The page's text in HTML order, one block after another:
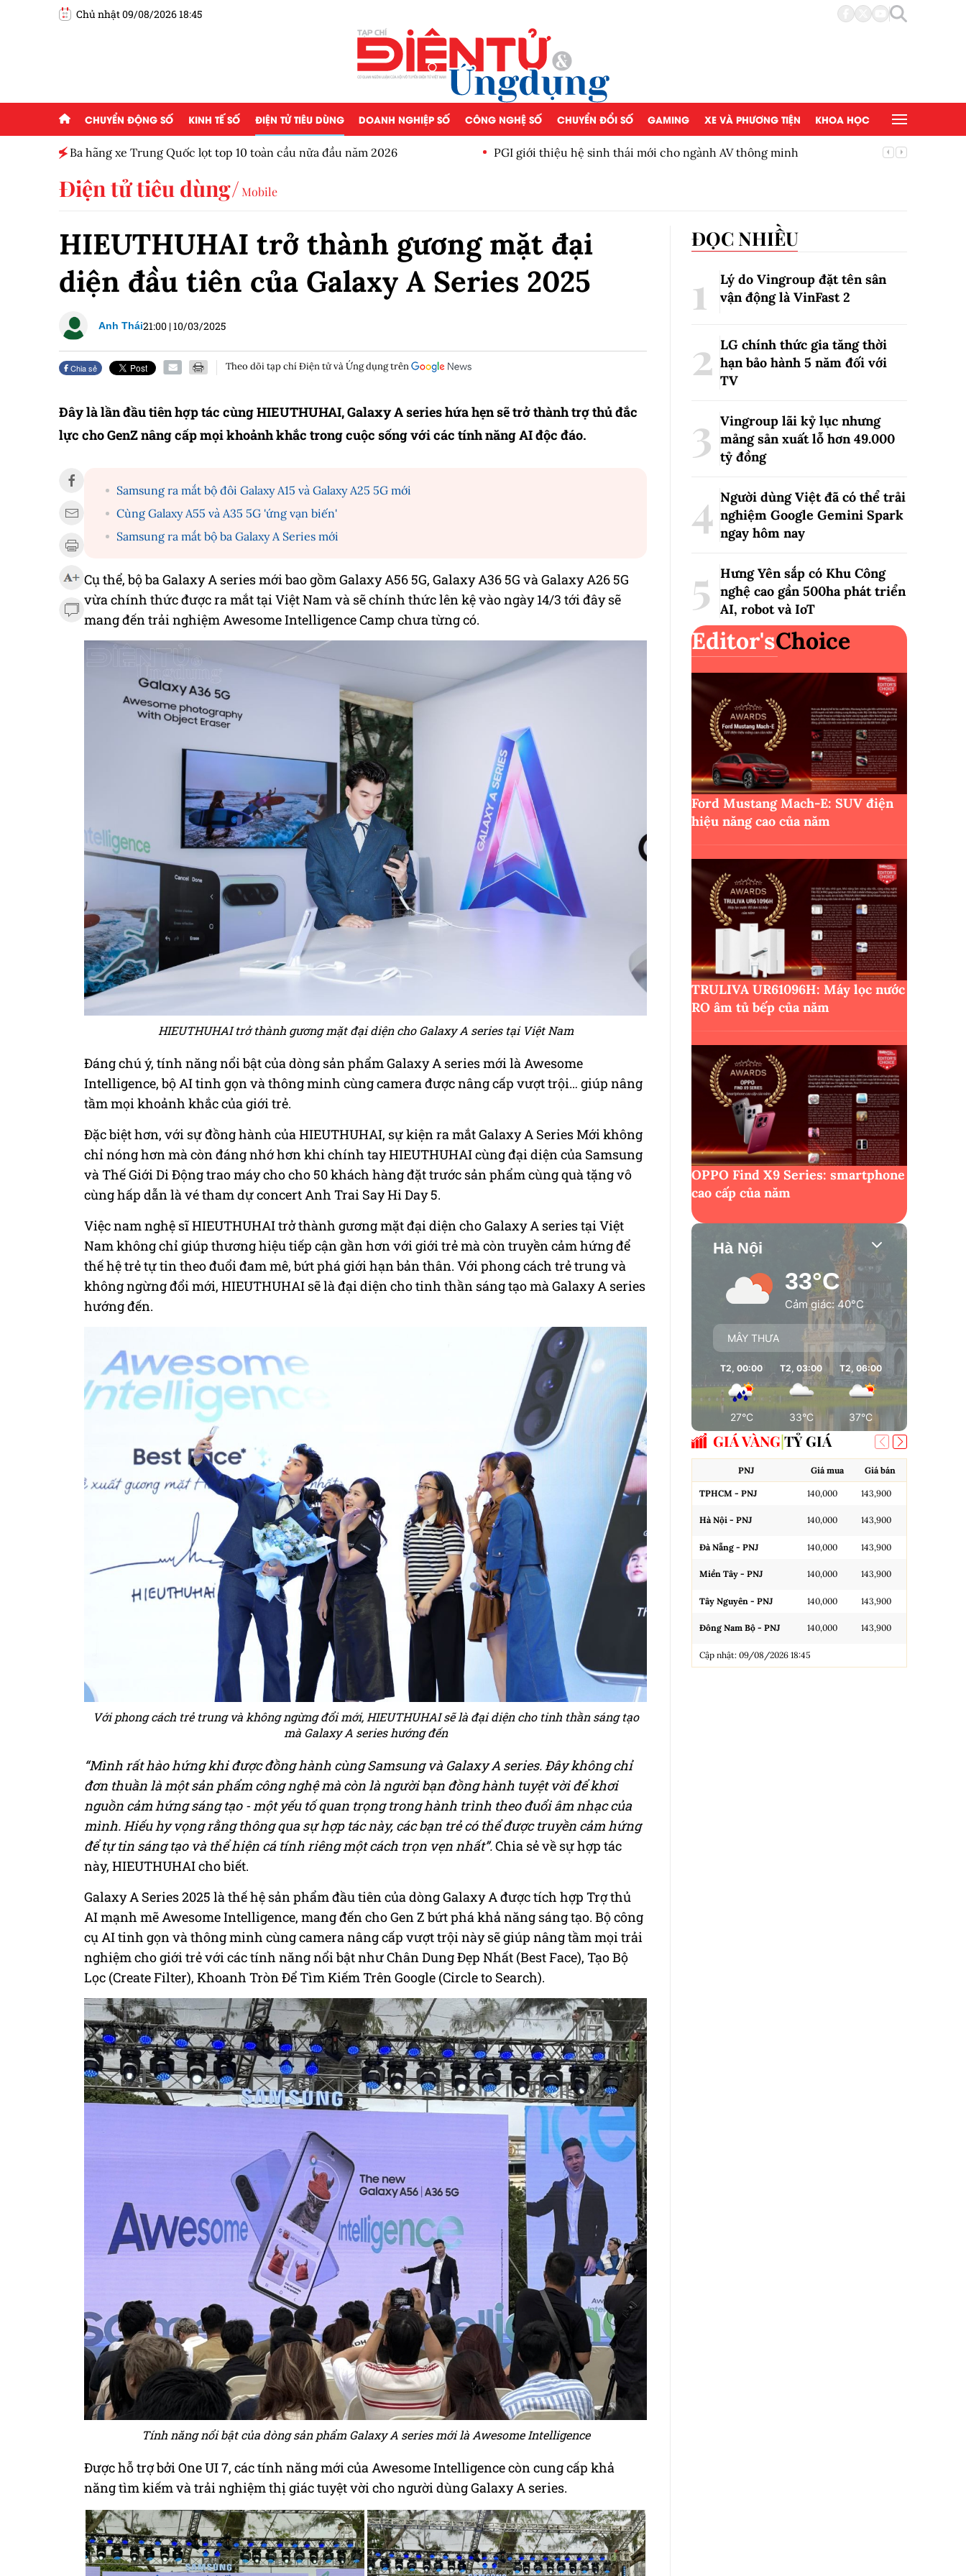
Chủ nhật 09/08/2026 18:45
CHUYỂN ĐỘNG SỐ KINH TẾ SỐ ĐIỆN TỬ TIÊU DÙNG DOANH NGHIỆP SỐ CÔNG NGHỆ SỐ CHUYỂN ĐỔI SỐ GAMING XE VÀ PHƯƠNG TIỆN KHOA HỌC
Ba hãng xe Trung Quốc lọt top 10 toàn cầu nửa đầu năm 2026 PGI giới thiệu hệ sinh thái mới cho ngành AV thông minh
Điện tử tiêu dùng Mobile
HIEUTHUHAI trở thành gương mặt đại
diện đầu tiên của Galaxy A Series 2025
Anh Thái21:00 |10/03/2025
Chia sẻ Theo dõi tạp chí Điện tử và Ứng dụng trên
Đây là lần đầu tiên hợp tác cùng HIEUTHUHAI, Galaxy A series hứa hẹn sẽ trở thành trợ thủ đắc
lực cho GenZ nâng cấp mọi khoảnh khắc trong cuộc sống với các tính năng AI độc đáo.
Samsung ra mắt bộ đôi Galaxy A15 và Galaxy A25 5G mới
Cùng Galaxy A55 và A35 5G 'ứng vạn biến'
Samsung ra mắt bộ ba Galaxy A Series mới
Cụ thể, bộ ba Galaxy A series mới bao gồm Galaxy A56 5G, Galaxy A36 5G và Galaxy A26 5G
vừa chính thức được ra mắt tại Việt Nam và sẽ chính thức lên kệ vào ngày 14/3 tới đây sẽ
mang đến trải nghiệm Awesome Intelligence Camp chưa từng có.
HIEUTHUHAI trở thành gương mặt đại diện cho Galaxy A series tại Việt Nam
Đáng chú ý, tính năng nổi bật của dòng sản phẩm Galaxy A series mới là Awesome
Intelligence, bộ AI tinh gọn và thông minh cùng camera được nâng cấp vượt trội… giúp nâng
tầm mọi khoảnh khắc của giới trẻ.
Đặc biệt hơn, với sự đồng hành của HIEUTHUHAI, sự kiện ra mắt Galaxy A Series Mới không
chỉ nóng hơn mà còn đáng nhớ hơn khi chính tay HIEUTHUHAI cùng đại diện của Samsung
và Thế Giới Di Động trao máy cho cho 50 khách hàng đặt trước sản phẩm cùng quà tặng vô
cùng hấp dẫn là vé tham dự concert Anh Trai Say Hi Day 5.
Việc nam nghệ sĩ HIEUTHUHAI trở thành gương mặt đại diện cho Galaxy A series tại Việt
Nam không chỉ giúp thương hiệu tiếp cận gần hơn với giới trẻ mà còn truyền cảm hứng để
thế hệ trẻ tự tin theo đuổi đam mê, bứt phá giới hạn bản thân. Với phong cách trẻ trung và
không ngừng đổi mới, HIEUTHUHAI sẽ là đại diện cho tinh thần sáng tạo mà Galaxy A series
hướng đến.
Với phong cách trẻ trung và không ngừng đổi mới, HIEUTHUHAI sẽ là đại diện cho tinh thần sáng tạo
mà Galaxy A series hướng đến
“Mình rất hào hứng khi được đồng hành cùng Samsung và Galaxy A series.Đây không chỉ
đơn thuần là một sản phẩm công nghệ mà còn là người bạn đồng hành tuyệt vời để khơi
nguồn cảm hứng sáng tạo - một yếu tố quan trọng trong hành trình theo đuổi âm nhạc của
mình. Hiếu hy vọng rằng thông qua sự hợp tác này, các bạn trẻ có thể được truyền cảm hứng
để tự tin sáng tạo và thể hiện cá tính riêng một cách trọn vẹn nhất”.Chia sẻ về sự hợp tác
này, HIEUTHUHAI cho biết.
Galaxy A Series 2025 là thế hệ sản phẩm đầu tiên của dòng Galaxy A được tích hợp Trợ thủ
AI mạnh mẽ Awesome Intelligence, mang đến cho Gen Z bứt phá khả năng sáng tạo. Bộ công
cụ AI tinh gọn và thông minh cùng camera nâng cấp vượt trội này sẽ giúp nâng tầm mọi trải
nghiệm cho giới trẻ với các tính năng nổi bật như Chân Dung Đẹp Nhất (Best Face), Tạo Bộ
Lọc (Create Filter), Khoanh Tròn Để Tìm Kiếm Trên Google (Circle to Search).
Tính năng nổi bật của dòng sản phẩm Galaxy A series mới là Awesome Intelligence
Được hỗ trợ bởi One UI 7, các tính năng mới của Awesome Intelligence còn cung cấp khả
năng tìm kiếm và trải nghiệm thị giác tuyệt vời cho người dùng Galaxy A series.
ĐỌC NHIỀU
Lý do Vingroup đặt tên sân
vận động là VinFast2
LG chính thức gia tăng thời
hạn bảo hành 5 năm đối với
TV
Vingroup lãi kỷ lục nhưng
mảng sản xuất lỗ hơn 49.000
tỷ đồng
Người dùng Việt đã có thể trải
nghiệm Google Gemini Spark
ngay hôm nay
Hưng Yên sắp có Khu Công
nghệ cao gần 500ha phát triển
AI, robot và IoT
Editor'sChoice
Ford Mustang Mach-E: SUV điện
hiệu năng cao của năm
TRULIVA UR61096H: Máy lọc nước
RO âm tủ bếp của năm
OPPO Find X9 Series: smartphone
cao cấp của năm
Hà Nội
33°C
Cảm giác: 40°C
MÂY THƯA
T2, 00:00
27°C
T2, 03:00
33°C
T2, 06:00
37°C
GIÁ VÀNG TỶ GIÁ
PNJ Giá mua Giá bán
TPHCM - PNJ 140,000 143,900
Hà Nội - PNJ 140,000 143,900
Đà Nẵng - PNJ 140,000 143,900
Miền Tây - PNJ 140,000 143,900
Tây Nguyên - PNJ 140,000 143,900
Đông Nam Bộ - PNJ 140,000 143,900
Cập nhật: 09/08/2026 18:45